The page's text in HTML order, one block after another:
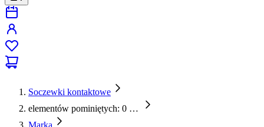
Soczewki kontaktowe
elementów pominiętych: 0 …
Marka